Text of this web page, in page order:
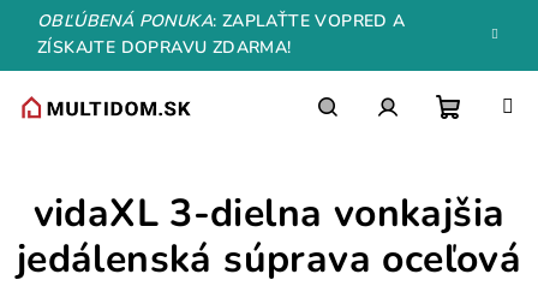
Prejsť
obsah
OBĽÚBENÁ PONUKA: ZAPLAŤTE VOPRED A
ZÍSKAJTE DOPRAVU ZDARMA!
košík
vidaXL 3-dielna vonkajšia
jedálenská súprava oceľová